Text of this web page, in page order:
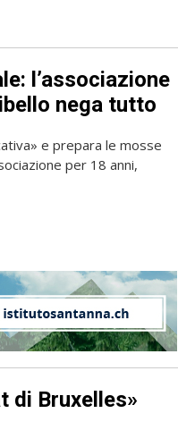
l’associazione
nega tutto
e prepara le mosse
per 18 anni,
di Bruxelles»